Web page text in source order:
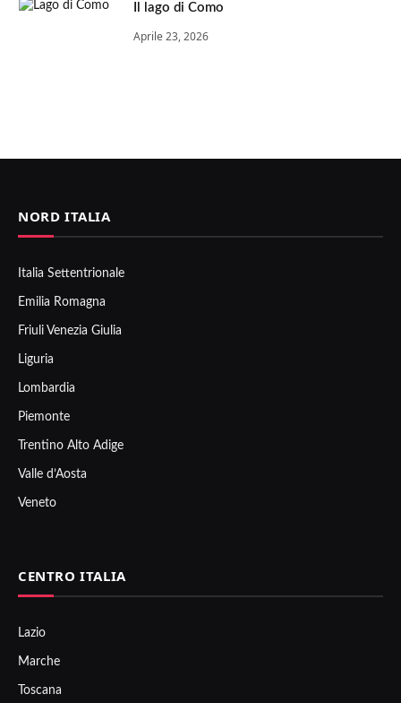
Il lago di Como
Aprile 23, 2026
NORD ITALIA
Italia Settentrionale
Emilia Romagna
Friuli Venezia Giulia
Liguria
Lombardia
Piemonte
Trentino Alto Adige
Valle d’Aosta
Veneto
CENTRO ITALIA
Lazio
Marche
Toscana